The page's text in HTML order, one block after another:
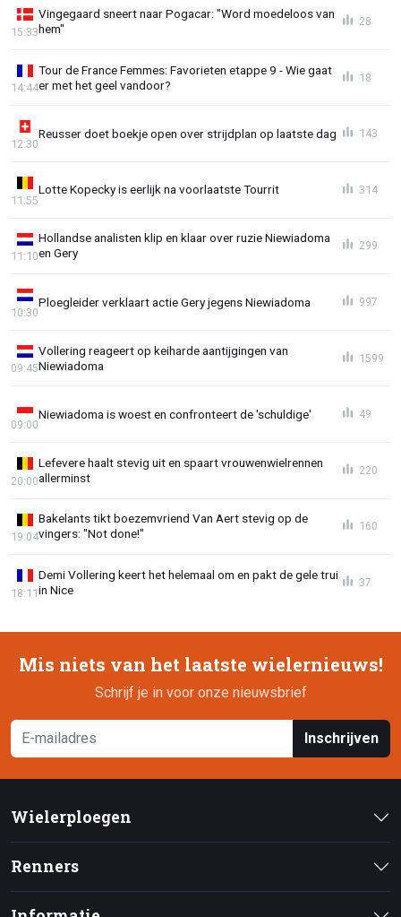
Vingegaard sneert naar Pogacar: "Word moedeloos van
hem"
15:33
28
Tour de France Femmes: Favorieten etappe 9 - Wie gaat
er met het geel vandoor?
14:44
18
Reusser doet boekje open over strijdplan op laatste dag
12:30
143
Lotte Kopecky is eerlijk na voorlaatste Tourrit
11:55
314
Hollandse analisten klip en klaar over ruzie Niewiadoma
en Gery
11:10
299
Ploegleider verklaart actie Gery jegens Niewiadoma
10:30
997
Vollering reageert op keiharde aantijgingen van
Niewiadoma
09:45
1599
Niewiadoma is woest en confronteert de 'schuldige'
09:00
49
Lefevere haalt stevig uit en spaart vrouwenwielrennen
allerminst
20:00
220
Bakelants tikt boezemvriend Van Aert stevig op de
vingers: "Not done!"
19:04
160
Demi Vollering keert het helemaal om en pakt de gele trui
in Nice
18:11
37
Mis niets van het laatste wielernieuws!
Schrijf je in voor onze nieuwsbrief
Inschrijven
Wielerploegen
Renners